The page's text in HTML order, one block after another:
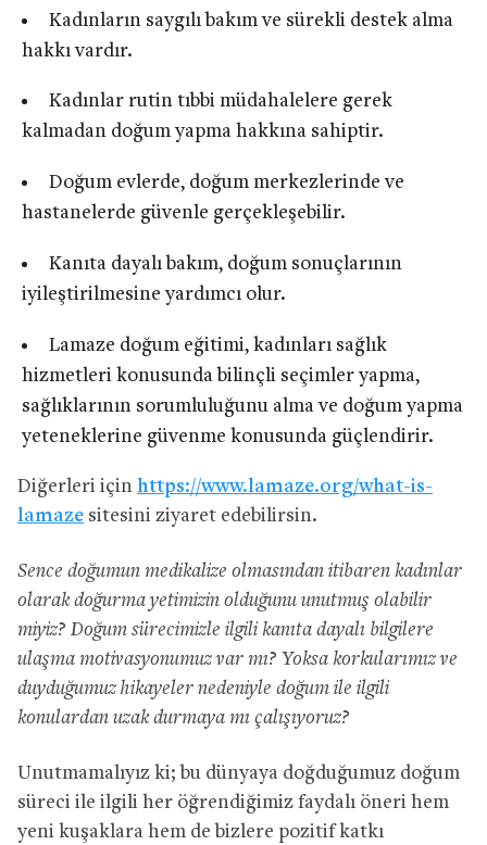
Kadınların saygılı bakım ve sürekli destek alma
hakkı vardır.
Kadınlar rutin tıbbi müdahalelere gerek
kalmadan doğum yapma hakkına sahiptir.
Doğum evlerde, doğum merkezlerinde ve
hastanelerde güvenle gerçekleşebilir.
Kanıta dayalı bakım, doğum sonuçlarının
iyileştirilmesine yardımcı olur.
Lamaze doğum eğitimi, kadınları sağlık
hizmetleri konusunda bilinçli seçimler yapma,
sağlıklarının sorumluluğunu alma ve doğum yapma
yeteneklerine güvenme konusunda güçlendirir.
Diğerleri için https://www.lamaze.org/what-is-
lamaze sitesini ziyaret edebilirsin.
Sence doğumun medikalize olmasından itibaren kadınlar
olarak doğurma yetimizin olduğunu unutmuş olabilir
miyiz? Doğum sürecimizle ilgili kanıta dayalı bilgilere
ulaşma motivasyonumuz var mı? Yoksa korkularımız ve
duyduğumuz hikayeler nedeniyle doğum ile ilgili
konulardan uzak durmaya mı çalışıyoruz?
Unutmamalıyız ki; bu dünyaya doğduğumuz doğum
süreci ile ilgili her öğrendiğimiz faydalı öneri hem
yeni kuşaklara hem de bizlere pozitif katkı